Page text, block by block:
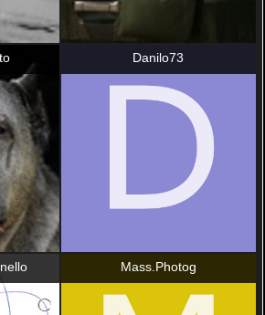
Danilo73
Mass.Photog